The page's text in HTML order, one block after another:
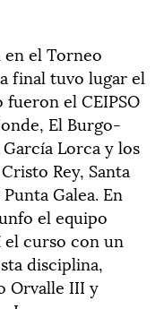
el Torneo
final tuvo lugar el
el CEIPSO
El Burgo-
Lorca y los
Rey, Santa
Galea. En
el equipo
el curso con un
disciplina,
Orvalle III y